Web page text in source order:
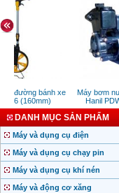
đường bánh xe
(160mm)
Máy bơm
Hanil
DANH MỤC SẢN PHẨM
Máy và dụng cụ điện
Máy và dụng cụ chạy pin
Máy và dụng cụ khí nén
Máy và động cơ xăng